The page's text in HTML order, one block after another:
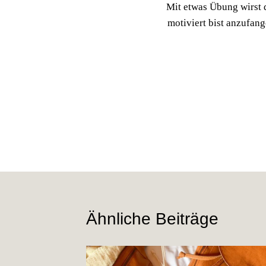
Mit etwas Übung wirst
motiviert bist
Ähnliche Beiträge